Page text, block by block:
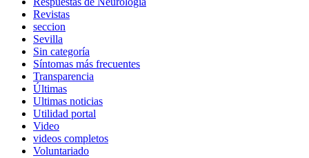
Revistas
seccion
Sevilla
Sin categoría
Síntomas más frecuentes
Transparencia
Últimas
Ultimas noticias
Utilidad portal
Video
videos completos
Voluntariado